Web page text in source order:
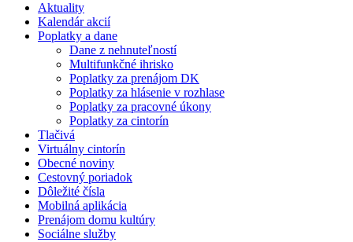
Aktuality
Kalendár akcií
Poplatky a dane
Dane z nehnuteľností
Multifunkčné ihrisko
Poplatky za prenájom DK
Poplatky za hlásenie v rozhlase
Poplatky za pracovné úkony
Poplatky za cintorín
Tlačivá
Virtuálny cintorín
Obecné noviny
Cestovný poriadok
Dôležité čísla
Mobilná aplikácia
Prenájom domu kultúry
Sociálne služby